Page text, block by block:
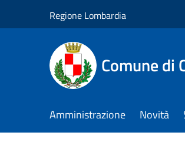
Regione Lombardia
Comune di
Amministrazione Novità